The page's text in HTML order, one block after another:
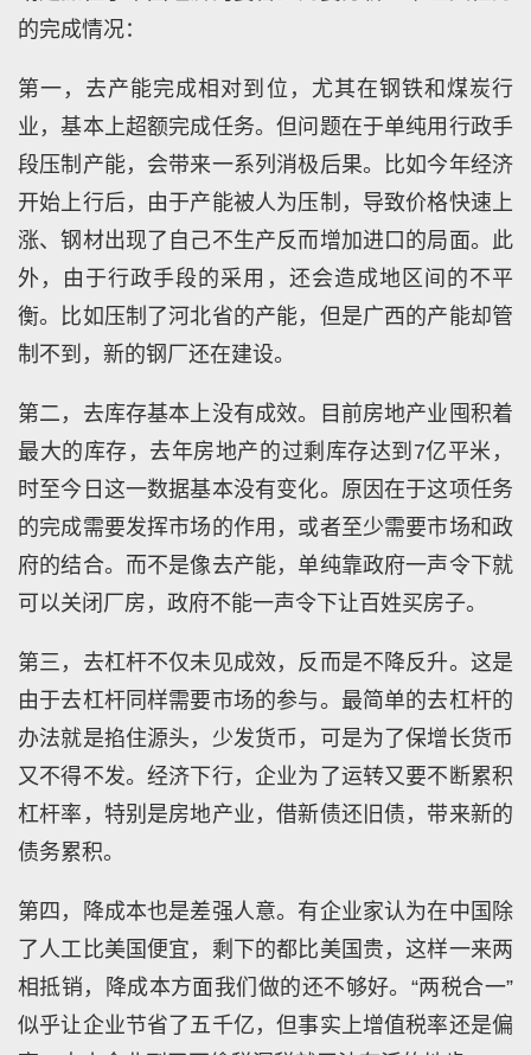
的完成情况：
第一，去产能完成相对到位，尤其在钢铁和煤炭行
业，基本上超额完成任务。但问题在于单纯用行政手
段压制产能，会带来一系列消极后果。比如今年经济
开始上行后，由于产能被人为压制，导致价格快速上
涨、钢材出现了自己不生产反而增加进口的局面。此
外，由于行政手段的采用，还会造成地区间的不平
衡。比如压制了河北省的产能，但是广西的产能却管
制不到，新的钢厂还在建设。
第二，去库存基本上没有成效。目前房地产业囤积着
最大的库存，去年房地产的过剩库存达到7亿平米，
时至今日这一数据基本没有变化。原因在于这项任务
的完成需要发挥市场的作用，或者至少需要市场和政
府的结合。而不是像去产能，单纯靠政府一声令下就
可以关闭厂房，政府不能一声令下让百姓买房子。
第三，去杠杆不仅未见成效，反而是不降反升。这是
由于去杠杆同样需要市场的参与。最简单的去杠杆的
办法就是掐住源头，少发货币，可是为了保增长货币
又不得不发。经济下行，企业为了运转又要不断累积
杠杆率，特别是房地产业，借新债还旧债，带来新的
债务累积。
第四，降成本也是差强人意。有企业家认为在中国除
了人工比美国便宜，剩下的都比美国贵，这样一来两
相抵销，降成本方面我们做的还不够好。“两税合一”
似乎让企业节省了五千亿，但事实上增值税率还是偏